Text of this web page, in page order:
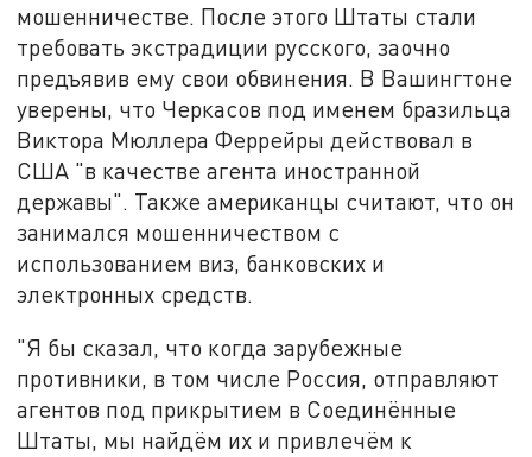
мошенничестве. После этого Штаты стали
требовать экстрадиции русского, заочно
предъявив ему свои обвинения. В Вашингтоне
уверены, что Черкасов под именем бразильца
Виктора Мюллера Феррейры действовал в
США "в качестве агента иностранной
державы". Также американцы считают, что он
занимался мошенничеством с
использованием виз, банковских и
электронных средств.
"Я бы сказал, что когда зарубежные
противники, в том числе Россия, отправляют
агентов под прикрытием в Соединённые
Штаты, мы найдём их и привлечём к